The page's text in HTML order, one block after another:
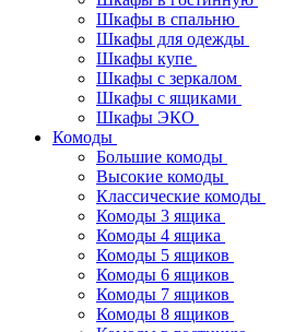
Шкафы в спальню
Шкафы для одежды
Шкафы купе
Шкафы с зеркалом
Шкафы с ящиками
Шкафы ЭКО
Комоды
Большие комоды
Высокие комоды
Классические комоды
Комоды 3 ящика
Комоды 4 ящика
Комоды 5 ящиков
Комоды 6 ящиков
Комоды 7 ящиков
Комоды 8 ящиков